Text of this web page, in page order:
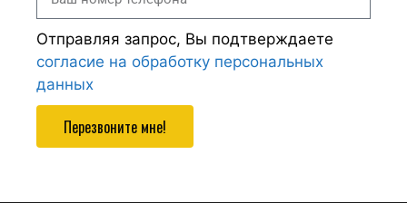
Отправляя запрос, Вы подтверждаете
согласие на обработку персональных
данных
Перезвоните мне!